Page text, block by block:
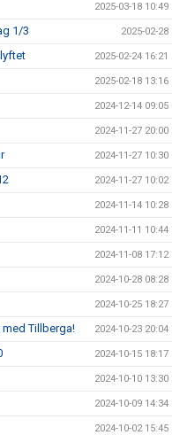
2025-03-18 10:49
1/3 2025-02-28
2025-02-24 16:21
2025-02-18 13:16
2024-12-14 09:05
2024-11-27 20:00
2024-11-27 10:30
2024-11-27 10:02
2024-11-14 10:28
2024-11-11 10:44
2024-11-08 17:12
2024-10-28 08:28
2024-10-25 18:27
Tillberga! 2024-10-23 20:04
2024-10-15 18:17
2024-10-10 13:30
2024-10-09 14:34
2024-10-02 15:45